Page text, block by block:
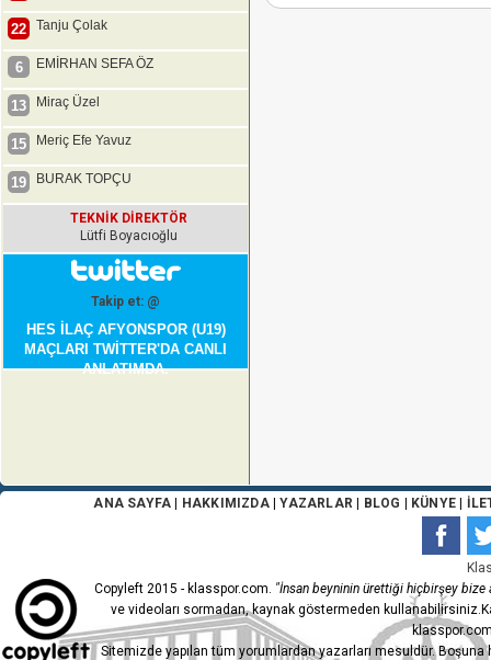
22 Tanju Çolak
6 EMİRHAN SEFA ÖZ
13 Miraç Üzel
15 Meriç Efe Yavuz
19 BURAK TOPÇU
TEKNİK DİREKTÖR
Lütfi Boyacıoğlu
Takip et: @
HES İLAÇ AFYONSPOR (U19)
MAÇLARI TWİTTER'DA CANLI
ANLATIMDA.
ANA SAYFA HAKKIMIZDA|YAZARLAR BLOG KÜNYE|
Copyleft 2015 - klasspor.com. "İnsan beyninin ürettiği hiçbirşey bize
ve videoları sormadan, kaynak göstermeden
Sitemizde yapılan tüm yorumlardan yazarları mesuldür.